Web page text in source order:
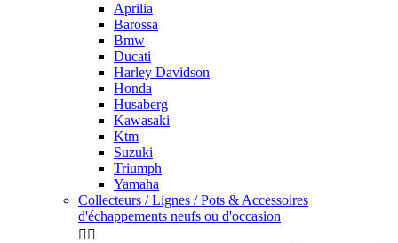
Aprilia
Barossa
Bmw
Ducati
Harley Davidson
Honda
Husaberg
Kawasaki
Ktm
Suzuki
Triumph
Yamaha
Collecteurs / Lignes / Pots & Accessoires
d'échappements neufs ou d'occasion
 